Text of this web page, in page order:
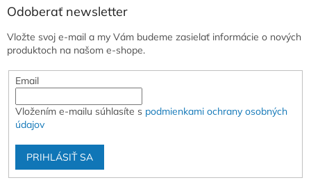
Odoberať newsletter
Vložte svoj e-mail a my Vám budeme zasielať informácie o nových
produktoch na našom e-shope.
Email
Vložením e-mailu súhlasíte s podmienkami ochrany osobných
údajov
PRIHLÁSIŤ SA